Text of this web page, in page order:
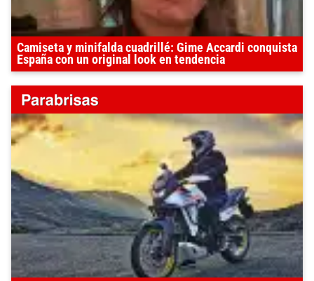
Camiseta y minifalda cuadrillé: Gime Accardi conquista
España con un original look en tendencia